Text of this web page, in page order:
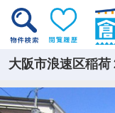
大阪市浪速区稲